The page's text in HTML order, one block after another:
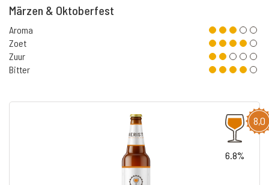
Märzen & Oktoberfest
Aroma
Zoet
Zuur
Bitter
8,0
6.8%